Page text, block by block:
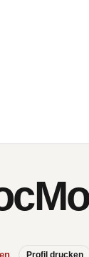
Profil drucken